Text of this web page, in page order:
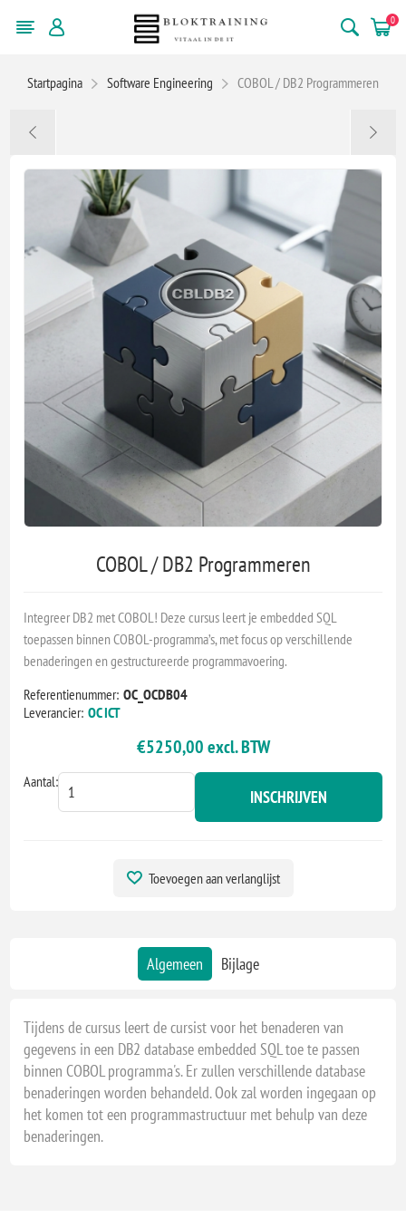
0
Startpagina Software Engineering COBOL / DB2 Programmeren
COBOL / DB2 Programmeren
Integreer DB2 met COBOL! Deze cursus leert je embedded SQL
toepassen binnen COBOL-programma’s, met focus op verschillende
benaderingen en gestructureerde programmavoering.
Referentienummer: OC_OCDB04
Leverancier: OC ICT
€5250,00 excl. BTW
Aantal:
INSCHRIJVEN
Toevoegen aan verlanglijst
Algemeen Bijlage
Tijdens de cursus leert de cursist voor het benaderen van
gegevens in een DB2 database embedded SQL toe te passen
binnen COBOL programma's. Er zullen verschillende database
benaderingen worden behandeld. Ook zal worden ingegaan op
het komen tot een programmastructuur met behulp van deze
benaderingen.